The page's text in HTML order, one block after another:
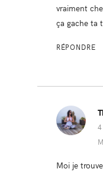
vraiment
ça gache ta
RÉPONDRE
Moi je